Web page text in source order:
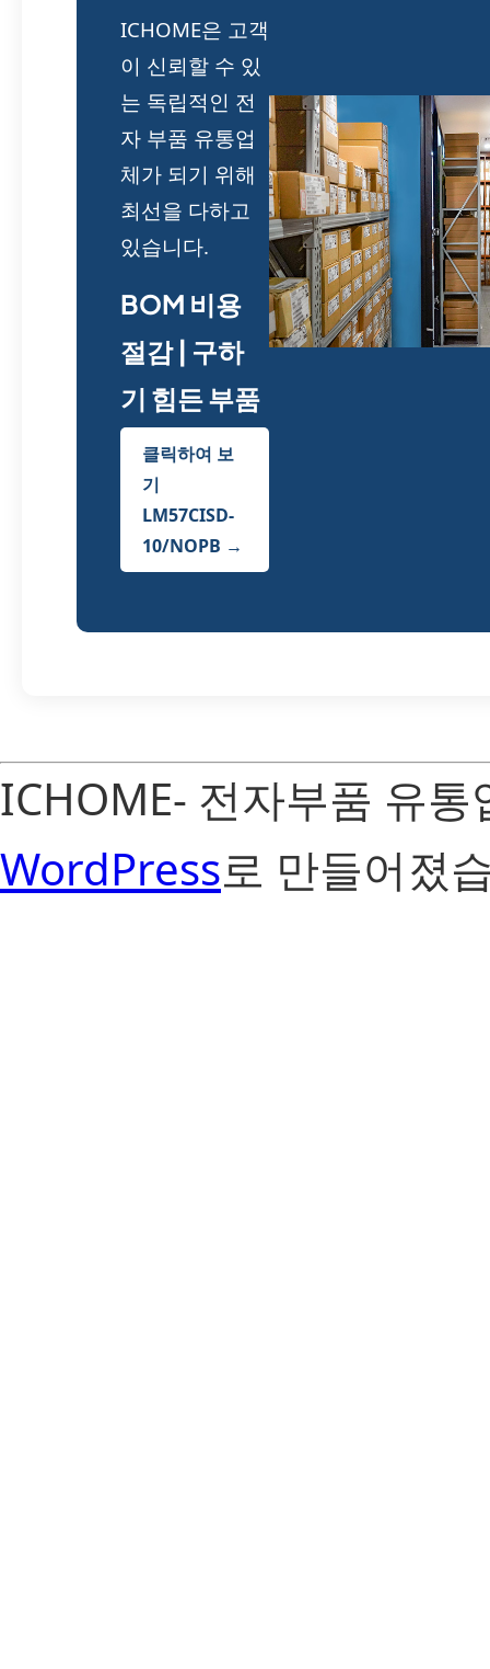
ICHOME은 고객
이 신뢰할 수 있
는 독립적인 전
자 부품 유통업
체가 되기 위해
최선을 다하고
있습니다.
BOM 비용
절감 | 구하
기 힘든 부품
클릭하여 보
기
LM57CISD-
10/NOPB →
ICHOME- 전자부품 유
WordPress로 만들어졌